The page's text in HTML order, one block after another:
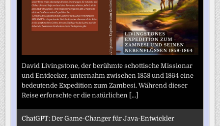
David Livingstone, der berühmte schottische Missionar
und Entdecker, unternahm zwischen 1858 und 1864 eine
bedeutende Expedition zum Zambesi. Während dieser
Reise erforschte er die natürlichen [...]
ChatGPT: Der Game-Changer für Java-Entwickler